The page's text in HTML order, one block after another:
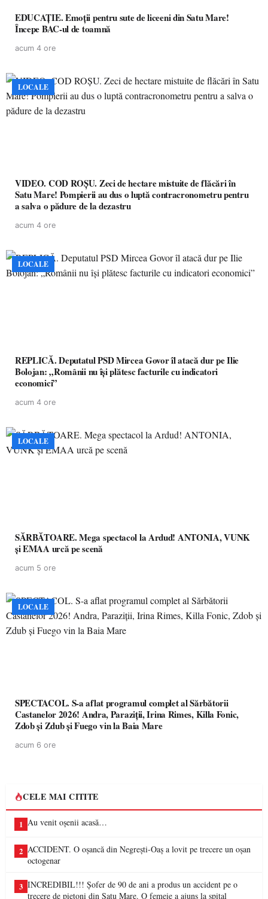
EDUCAȚIE. Emoții pentru sute de liceeni din Satu Mare!
Începe BAC-ul de toamnă
acum 4 ore
LOCALE
VIDEO. COD ROȘU. Zeci de hectare mistuite de flăcări în
Satu Mare! Pompierii au dus o luptă contracronometru pentru
a salva o pădure de la dezastru
acum 4 ore
LOCALE
REPLICĂ. Deputatul PSD Mircea Govor îl atacă dur pe Ilie
Bolojan: „Românii nu își plătesc facturile cu indicatori
economici”
acum 4 ore
LOCALE
SĂRBĂTOARE. Mega spectacol la Ardud! ANTONIA, VUNK
și EMAA urcă pe scenă
acum 5 ore
LOCALE
SPECTACOL. S-a aflat programul complet al Sărbătorii
Castanelor 2026! Andra, Paraziții, Irina Rimes, Killa Fonic,
Zdob și Zdub și Fuego vin la Baia Mare
acum 6 ore
CELE MAI CITITE
1 Au venit oșenii acasă…
2 ACCIDENT. O oșancă din Negrești-Oaș a lovit pe trecere un oșan
octogenar
3 INCREDIBIL!!! Șofer de 90 de ani a produs un accident pe o
trecere de pietoni din Satu Mare. O femeie a ajuns la spital